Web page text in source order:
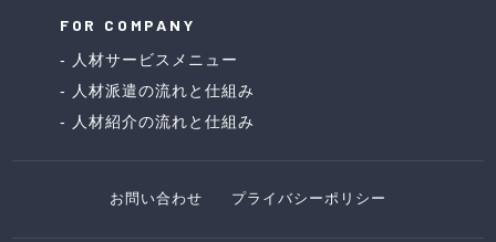
FOR COMPANY
人材サービスメニュー
人材派遣の流れと仕組み
人材紹介の流れと仕組み
お問い合わせ プライバシーポリシー